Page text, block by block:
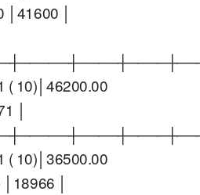
│41600 │
( 10)│46200.00
│
( 10)│36500.00
│